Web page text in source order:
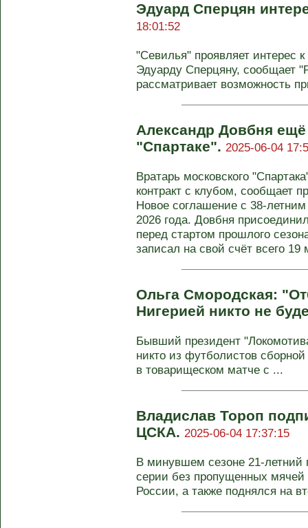
Эдуард Сперцян
18:01:52
"Севилья" проявляет интерес
Эдуарду Сперцяну, сообщает
рассматривает возможность
Александр Довбня ещё
"Спартаке". 2025-06-04
Вратарь московского
контракт с клубом, сообщает
Новое соглашение с 38-
2026 года. Довбня
перед стартом прошлого
записал на свой счёт всего 19
Ольга Смородская:
Нигерией никто не
Бывший президент
никто из футболистов
в товарищеском матче с ...
Владислав Тороп
ЦСКА. 2025-06-04 17:37:15
В минувшем сезоне 21-летний
серии без пропущенных
России, а также поднялся на